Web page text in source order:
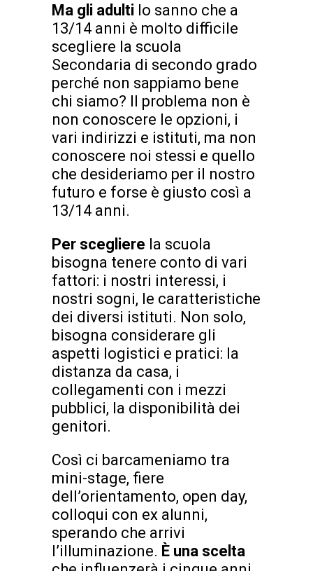
Ma gli adulti lo sanno che a
13/14 anni è molto difficile
scegliere la scuola
Secondaria di secondo grado
perché non sappiamo bene
chi siamo? Il problema non è
non conoscere le opzioni, i
vari indirizzi e istituti, ma non
conoscere noi stessi e quello
che desideriamo per il nostro
futuro e forse è giusto così a
13/14 anni.
Per scegliere la scuola
bisogna tenere conto di vari
fattori: i nostri interessi, i
nostri sogni, le caratteristiche
dei diversi istituti. Non solo,
bisogna considerare gli
aspetti logistici e pratici: la
distanza da casa, i
collegamenti con i mezzi
pubblici, la disponibilità dei
genitori.
Così ci barcameniamo tra
mini-stage, fiere
dell’orientamento, open day,
colloqui con ex alunni,
sperando che arrivi
l’illuminazione. È una scelta